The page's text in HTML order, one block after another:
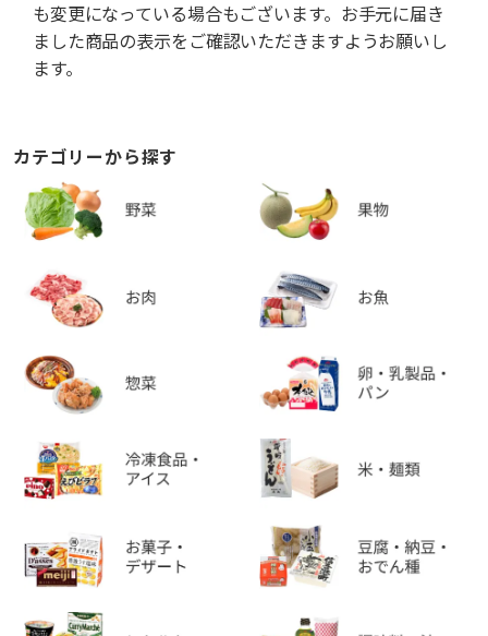
も変更になっている場合もございます。お手元に届き
ました商品の表示をご確認いただきますようお願いし
ます。
カテゴリーから探す